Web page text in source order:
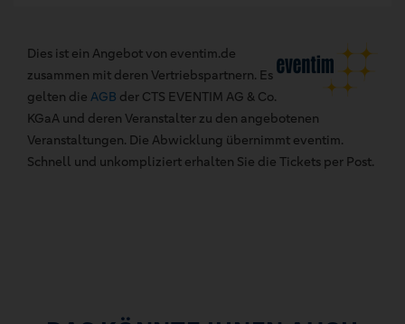
Dies ist ein Angebot von eventim.de
zusammen mit deren Vertriebspartnern. Es
gelten die AGB der CTS EVENTIM AG & Co.
KGaA und deren Veranstalter zu den angebotenen
Veranstaltungen. Die Abwicklung übernimmt eventim.
Schnell und unkompliziert erhalten Sie die Tickets per Post.